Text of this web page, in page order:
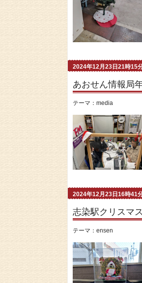
2024年12月23日21時15
あおせん情報局
テーマ： media
2024年12月23日16時41
志染駅クリスマ
テーマ： ensen